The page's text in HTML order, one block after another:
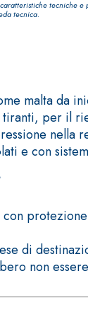
malta da
per il
nella
e con
di
non
tecniche
tecnica.
a
R4 40